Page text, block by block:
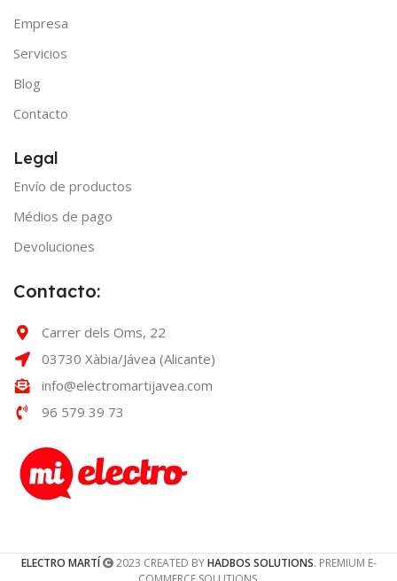
Empresa
Servicios
Blog
Contacto
Legal
Envío de productos
Médios de pago
Devoluciones
Contacto:
Carrer dels Oms, 22
03730 Xàbia/Jávea (Alicante)
info@electromartijavea.com
96 579 39 73
ELECTRO MARTÍ 2023 CREATED BYHADBOS SOLUTIONS. PREMIUM E-